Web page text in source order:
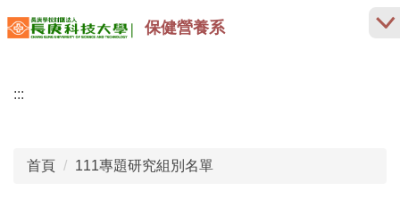
跳
到
內
保健營養系
:::
首頁 111專題研究組別名單